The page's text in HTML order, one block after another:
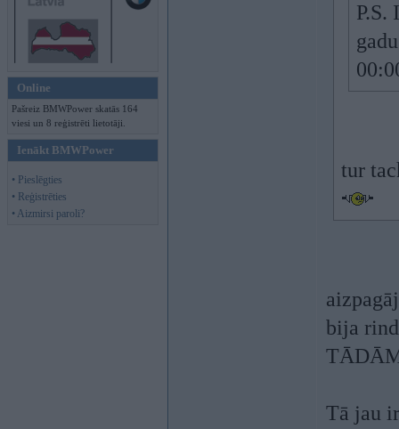
Online
Pašreiz BMWPower skatās 164
viesi un 8 reģistrēti lietotāji.
Ienākt BMWPower
• Pieslēgties
• Reģistrēties
• Aizmirsi paroli?
tur
bija
Tā jau